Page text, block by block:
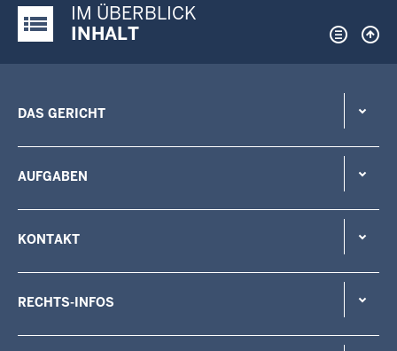
Justiz-Portal im Überblick:
IM ÜBERBLICK
INHALT
DAS GERICHT
AUFGABEN
KONTAKT
RECHTS-INFOS